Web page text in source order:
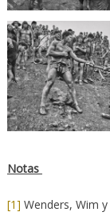
Notas
[1] Wenders, Wim